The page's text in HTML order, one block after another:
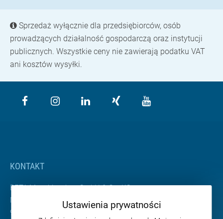
Sprzedaż wyłącznie dla przedsiębiorców, osób
prowadzących działalność gospodarczą oraz instytucji
publicznych. Wszystkie ceny nie zawierają podatku VAT
ani kosztów wysyłki.
KONTAKT
BETA Maschinenbau GmbH & Co. KG
Nordhäuser Straße 2
99765 Heringen
Ustawienia prywatności